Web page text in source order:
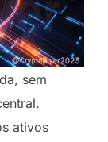
sem
ativos